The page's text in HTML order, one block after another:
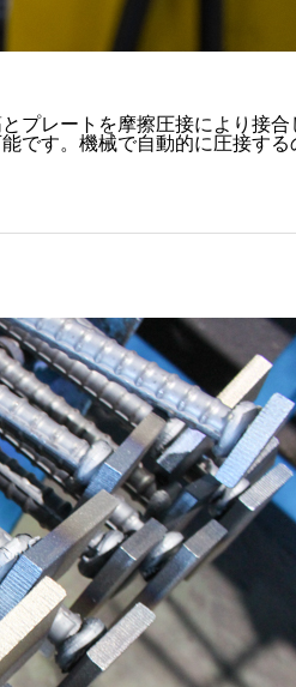
プレートを摩擦圧接により接合
です。機械で自動的に圧接する